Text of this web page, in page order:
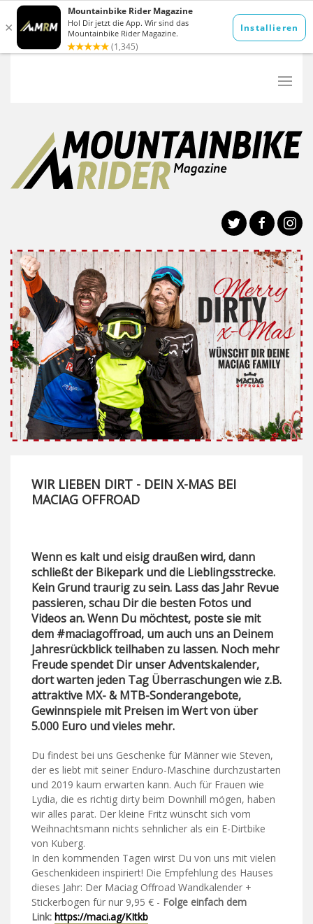
WIR LIEBEN DIRT - DEIN X-MAS BEI
MACIAG OFFROAD
Wenn es kalt und eisig draußen wird, dann
schließt der Bikepark und die Lieblingsstrecke.
Kein Grund traurig zu sein. Lass das Jahr Revue
passieren, schau Dir die besten Fotos und
Videos an. Wenn Du möchtest, poste sie mit
dem #maciagoffroad, um auch uns an Deinem
Jahresrückblick teilhaben zu lassen. Noch mehr
Freude spendet Dir unser Adventskalender,
dort warten jeden Tag Überraschungen wie z.B.
attraktive MX- & MTB-Sonderangebote,
Gewinnspiele mit Preisen im Wert von über
5.000 Euro und vieles mehr.
Du findest bei uns Geschenke für Männer wie Steven,
der es liebt mit seiner Enduro-Maschine durchzustarten
und 2019 kaum erwarten kann. Auch für Frauen wie
Lydia, die es richtig dirty beim Downhill mögen, haben
wir alles parat. Der kleine Fritz wünscht sich vom
Weihnachtsmann nichts sehnlicher als ein E-Dirtbike
von Kuberg.
In den kommenden Tagen wirst Du von uns mit vielen
Geschenkideen inspiriert! Die Empfehlung des Hauses
dieses Jahr: Der Maciag Offroad Wandkalender +
Stickerbogen für nur 9,95 € - Folge einfach dem
Link: https://maci.ag/KItkb